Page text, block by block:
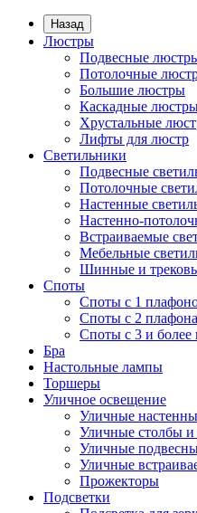
Назад
Люстры
Подвесные
Потолочные
Большие люстры
Каскадные
Хрустальные
Лифты для люстр
Светильники
Подвесные
Потолочные
Настенные
Настенно-
Встраиваемые
Мебельные
Шинные и
Споты
Споты с 1
Споты с 2
Споты с 3 и более
Бра
Настольные лампы
Торшеры
Уличное освещение
Уличные
Уличные столбы и
Уличные
Уличные
Прожекторы
Подсветки